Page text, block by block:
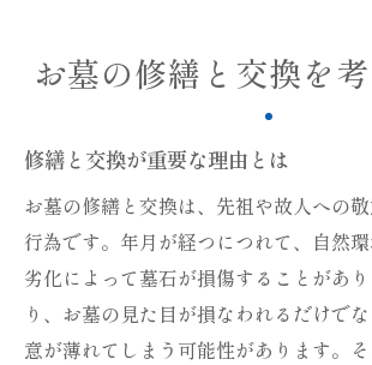
お墓の修繕と交換を
修繕と交換が重要な理由とは
お墓の修繕と交換は、先祖や故人への
行為です。年月が経つにつれて、自然
劣化によって墓石が損傷することがあ
り、お墓の見た目が損なわれるだけで
意が薄れてしまう可能性があります。